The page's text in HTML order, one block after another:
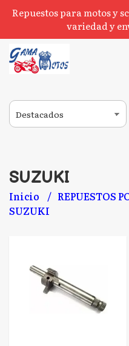
Repuestos para motos y
variedad y
SUZUKI
Inicio
REPUESTOS
SUZUKI